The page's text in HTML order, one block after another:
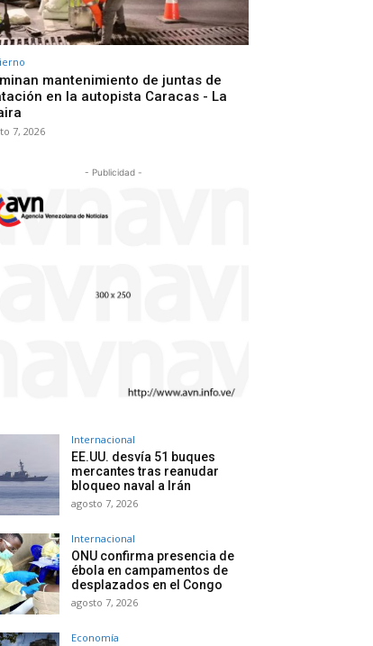
mantenimiento de juntas de
en la autopista Caracas - La
7, 2026
- Publicidad -
Internacional
EE.UU. desvía 51 buques
mercantes tras reanudar
bloqueo naval a Irán
agosto 7, 2026
Internacional
ONU confirma presencia de
ébola en campamentos de
desplazados en el Congo
agosto 7, 2026
Economía